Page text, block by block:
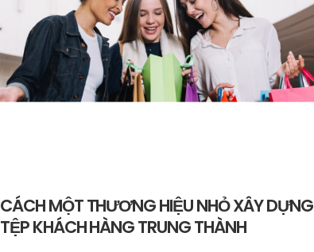
CÁCH MỘT THƯƠNG HIỆU NHỎ XÂY DỰNG
TỆP KHÁCH HÀNG TRUNG THÀNH